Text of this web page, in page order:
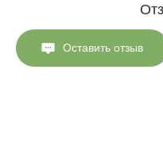
Оставить отзыв